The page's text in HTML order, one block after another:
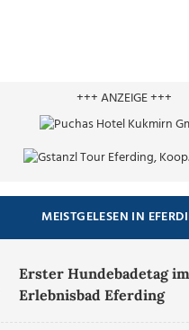
+++ ANZEIGE +++
MEISTGELESEN IN
Erster Hundebadetag im
Erlebnisbad Eferding